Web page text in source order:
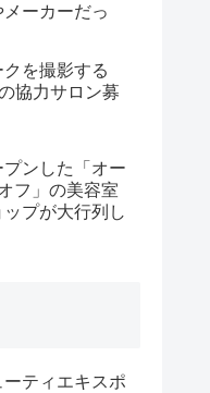
ーカーだっ
を撮影する
協力サロン募
ンした「オー
フ」の美容室
プが大行列し
ティエキスポ